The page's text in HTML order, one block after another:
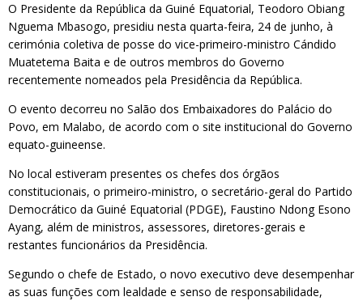
O Presidente da República da Guiné Equatorial, Teodoro Obiang
Nguema Mbasogo, presidiu nesta quarta-feira, 24 de junho, à
cerimónia coletiva de posse do vice-primeiro-ministro Cándido
Muatetema Baita e de outros membros do Governo
recentemente nomeados pela Presidência da República.
O evento decorreu no Salão dos Embaixadores do Palácio do
Povo, em Malabo, de acordo com o site institucional do Governo
equato-guineense.
No local estiveram presentes os chefes dos órgãos
constitucionais, o primeiro-ministro, o secretário-geral do Partido
Democrático da Guiné Equatorial (PDGE), Faustino Ndong Esono
Ayang, além de ministros, assessores, diretores-gerais e
restantes funcionários da Presidência.
Segundo o chefe de Estado, o novo executivo deve desempenhar
as suas funções com lealdade e senso de responsabilidade,